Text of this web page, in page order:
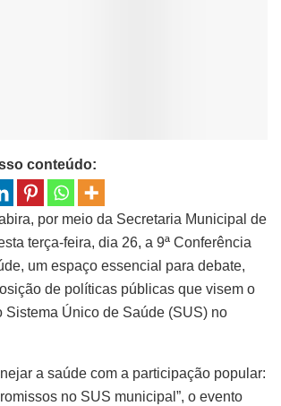
conteúdo:
por meio da Secretaria Municipal de
terça-feira, dia 26, a 9ª Conferência
um espaço essencial para debate,
de políticas públicas que visem o
Sistema Único de Saúde (SUS) no
a saúde com a participação popular:
no SUS municipal”, o evento